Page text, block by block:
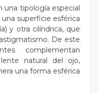
tipología especial
superficie esférica
y otra cilíndrica, que
De este
complementan
natural del ojo,
una forma esférica